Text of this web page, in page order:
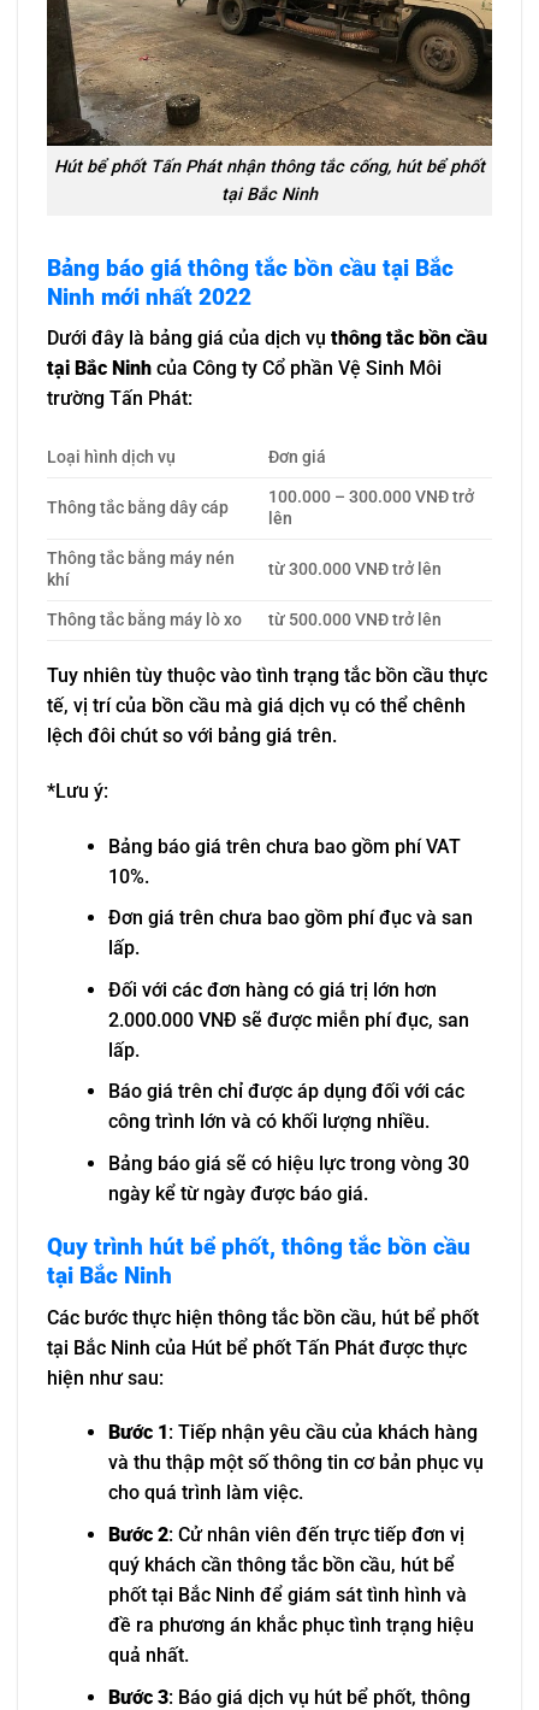
Hút bể phốt Tấn Phát nhận thông tắc cống, hút bể phốt
tại Bắc Ninh
Bảng báo giá thông tắc bồn cầu tại Bắc
Ninh mới nhất 2022
Dưới đây là bảng giá của dịch vụ thông tắc bồn cầu
tại Bắc Ninh của Công ty Cổ phần Vệ Sinh Môi
trường Tấn Phát:
Loại hình dịch vụ Đơn giá
Thông tắc bằng dây cáp
100.000 – 300.000 VNĐ trở
lên
Thông tắc bằng máy nén
khí
từ 300.000 VNĐ trở lên
Thông tắc bằng máy lò xo từ 500.000 VNĐ trở lên
Tuy nhiên tùy thuộc vào tình trạng tắc bồn cầu thực
tế, vị trí của bồn cầu mà giá dịch vụ có thể chênh
lệch đôi chút so với bảng giá trên.
*Lưu ý:
Bảng báo giá trên chưa bao gồm phí VAT
10%.
Đơn giá trên chưa bao gồm phí đục và san
lấp.
Đối với các đơn hàng có giá trị lớn hơn
2.000.000 VNĐ sẽ được miễn phí đục, san
lấp.
Báo giá trên chỉ được áp dụng đối với các
công trình lớn và có khối lượng nhiều.
Bảng báo giá sẽ có hiệu lực trong vòng 30
ngày kể từ ngày được báo giá.
Quy trình hút bể phốt, thông tắc bồn cầu
tại Bắc Ninh
Các bước thực hiện thông tắc bồn cầu, hút bể phốt
tại Bắc Ninh của Hút bể phốt Tấn Phát được thực
hiện như sau:
Bước 1 : Tiếp nhận yêu cầu của khách hàng
và thu thập một số thông tin cơ bản phục vụ
cho quá trình làm việc.
Bước 2: Cử nhân viên đến trực tiếp đơn vị
quý khách cần thông tắc bồn cầu, hút bể
phốt tại Bắc Ninh để giám sát tình hình và
đề ra phương án khắc phục tình trạng hiệu
quả nhất.
Bước 3: Báo giá dịch vụ hút bể phốt, thông